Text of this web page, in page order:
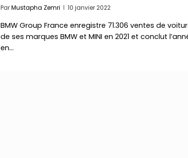
ParMustapha Zemri 10 janvier 2022
BMW Group France enregistre 71.306 ventes de
de ses marques BMW et MINI en 2021 et conclut
en…